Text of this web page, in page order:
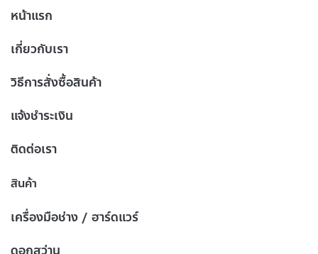
หน้าแรก
เกี่ยวกับเรา
วิธีการสั่งซื้อสินค้า
แจ้งชำระเงิน
ติดต่อเรา
สินค้า
เครื่องมือช่าง / ฮาร์ดแวร์